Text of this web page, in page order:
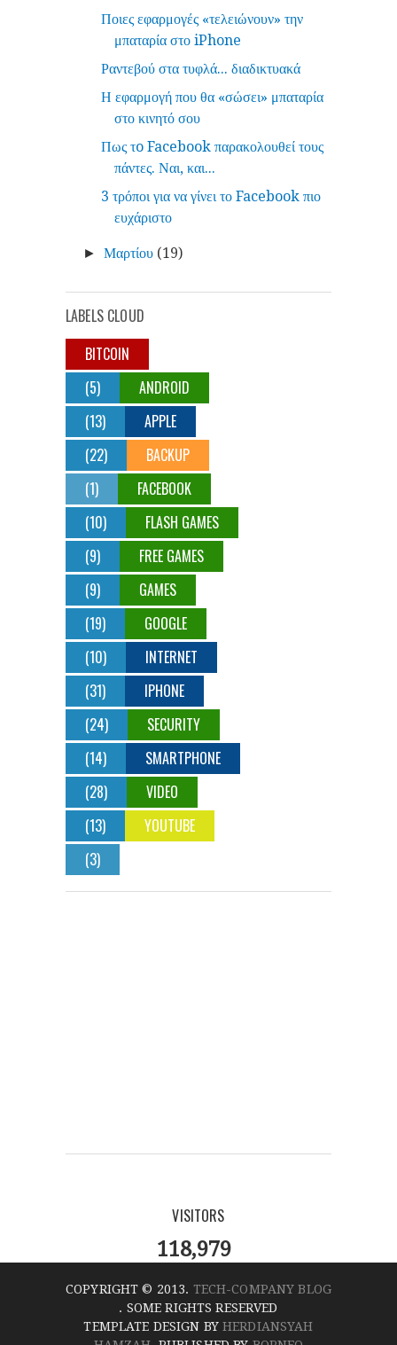
Ποιες εφαρμογές «τελειώνουν» την
μπαταρία στο iPhone
Ραντεβού στα τυφλά... διαδικτυακά
Η εφαρμογή που θα «σώσει» μπαταρία
στο κινητό σου
Πως τo Facebook παρακολουθεί τους
πάντες. Ναι, και...
3 τρόποι για να γίνει το Facebook πιο
ευχάριστο
►Μαρτίου (19)
LABELS CLOUD
BITCOIN
(5)
ANDROID
(13)
APPLE
(22)
BACKUP
(1)
FACEBOOK
(10)
FLASH GAMES
(9)
FREE GAMES
(9)
GAMES
(19)
GOOGLE
(10)
INTERNET
(31)
IPHONE
(24)
SECURITY
(14)
SMARTPHONE
(28)
VIDEO
(13)
YOUTUBE
(3)
VISITORS
118,979
COPYRIGHT © 2013. TECH-COMPANY BLOG
. SOME RIGHTS RESERVED
TEMPLATE DESIGN BYHERDIANSYAH